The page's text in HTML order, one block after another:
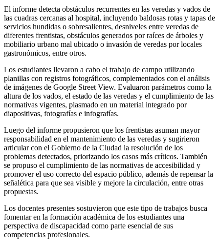
El informe detecta obstáculos recurrentes en las veredas y vados de
las cuadras cercanas al hospital, incluyendo baldosas rotas y tapas de
servicios hundidas o sobresalientes, desniveles entre veredas de
diferentes frentistas, obstáculos generados por raíces de árboles y
mobiliario urbano mal ubicado o invasión de veredas por locales
gastronómicos, entre otros.
Los estudiantes llevaron a cabo el trabajo de campo utilizando
planillas con registros fotográficos, complementados con el análisis
de imágenes de Google Street View. Evaluaron parámetros como la
altura de los vados, el estado de las veredas y el cumplimiento de las
normativas vigentes, plasmado en un material integrado por
diapositivas, fotografías e infografías.
Luego del informe propusieron que los frentistas asuman mayor
responsabilidad en el mantenimiento de las veredas y sugirieron
articular con el Gobierno de la Ciudad la resolución de los
problemas detectados, priorizando los casos más críticos. También
se propuso el cumplimiento de las normativas de accesibilidad y
promover el uso correcto del espacio público, además de repensar la
señalética para que sea visible y mejore la circulación, entre otras
propuestas.
Los docentes presentes sostuvieron que este tipo de trabajos busca
fomentar en la formación académica de los estudiantes una
perspectiva de discapacidad como parte esencial de sus
competencias profesionales.